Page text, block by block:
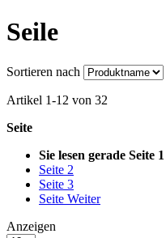
Seile
Sortieren nach
Artikel 1-12 von 32
Seite
Sie lesen gerade Seite 1
Seite 2
Seite 3
Seite Weiter
Anzeigen